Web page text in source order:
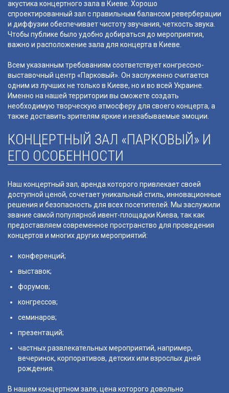
акустика концертного зала в Киеве. Хорошо
спроектированный зал с правильным балансом реверберации
и диффузии обеспечивает чистоту звучания, четкость звука.
Чтобы публике было удобно добираться до мероприятия,
важно и расположение зала для концерта в Киеве.
Всем указанным требованиям соответствует конгрессно-
выставочный центр «Парковый». Он заслуженно считается
одним из лучших не только в Киеве, но и во всей Украине.
Именно на нашей территории вы сможете создать
необходимую творческую атмосферу для своего концерта, а
также доставить зрителям яркие и незабываемые эмоции.
КОНЦЕРТНЫЙ ЗАЛ «ПАРКОВЫЙ» И
ЕГО ОСОБЕННОСТИ
Наш концертный зал, аренда которого привлекает своей
доступной ценой, сочетает уникальный стиль, инновационные
решения и безопасность для всех посетителей. Мы заслужили
звание самой популярной ивент-площадки Киева, так как
предоставляем современное пространство для проведения
концертов и многих других мероприятий:
конференций;
выставок;
форумов;
конгрессов;
семинаров;
презентаций;
частных развлекательных мероприятий, например,
вечеринок, корпоративов, детских или взрослых дней
рождения.
В нашем концертном зале, цена которого довольно